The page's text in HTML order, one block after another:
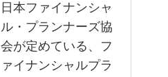
日本ファイナンシャ
ル・プランナーズ協
会が定めている、フ
ァイナンシャルプラ